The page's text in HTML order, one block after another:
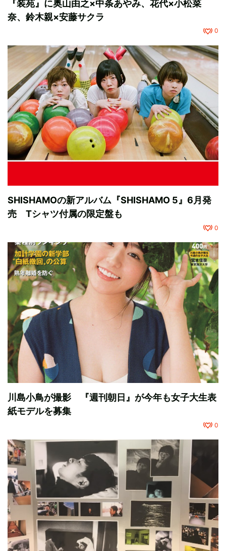
『装苑』に奥山由之×中条あやみ、花代×小松菜
奈、鈴木親×安藤サクラ
0
SHISHAMOの新アルバム『SHISHAMO 5』6月発
売 Tシャツ付属の限定盤も
0
川島小鳥が撮影 『週刊朝日』が今年も女子大生表
紙モデルを募集
0